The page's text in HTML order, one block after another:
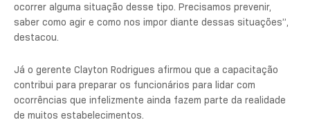
ocorrer alguma situação desse tipo. Precisamos prevenir,
saber como agir e como nos impor diante dessas situações”,
destacou.
Já o gerente Clayton Rodrigues afirmou que a capacitação
contribui para preparar os funcionários para lidar com
ocorrências que infelizmente ainda fazem parte da realidade
de muitos estabelecimentos.